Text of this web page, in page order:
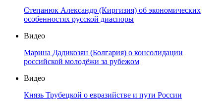
Степанюк Александр (Киргизия) об экономических
особенностях русской диаспоры
Видео
Марина Дадикозян (Болгария) о консолидации
российской молодёжи за рубежом
Видео
Князь Трубецкой о евразийстве и пути России